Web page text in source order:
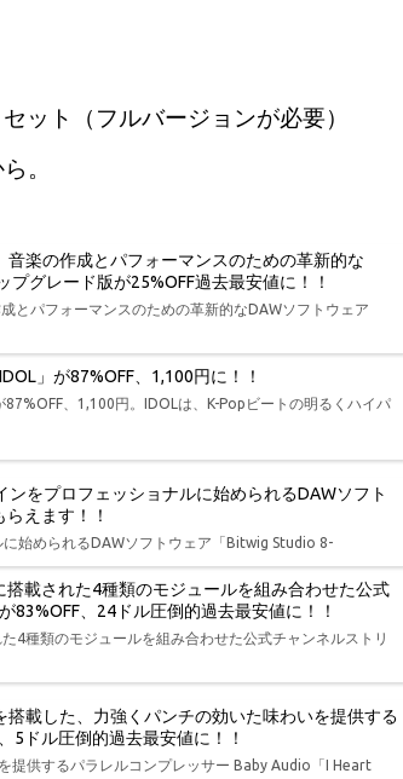
（フルバージョンが必要）
。
楽の作成とパフォーマンスのための革新的な
グレード版が25%OFF過去最安値に！！
とパフォーマンスのための革新的なDAWソフトウェア
」が87%OFF、1,100円に！！
、1,100円。IDOLは、K-Popビートの明るくハイパ
をプロフェッショナルに始められるDAWソフト
えます！！
始められるDAWソフトウェア「Bitwig Studio 8-
搭載された4種類のモジュールを組み合わせた公式
83%OFF、24ドル圧倒的過去最安値に！！
4種類のモジュールを組み合わせた公式チャンネルストリ
載した、力強くパンチの効いた味わいを提供する
5ドル圧倒的過去最安値に！！
提供するパラレルコンプレッサー Baby Audio「I Heart